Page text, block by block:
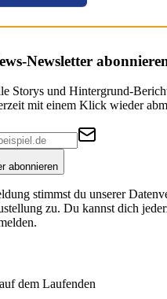
-Newsletter
Storys und Hintergrund-
mit einem Klick wieder
abonnieren
stimmst du unserer
zu. Du kannst dich
dem Laufenden